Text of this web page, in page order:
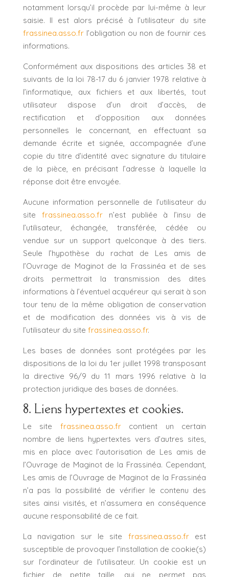
notamment lorsqu’il procède par lui-même à leur
saisie. Il est alors précisé à l’utilisateur du site
frassinea.asso.frl’obligation ou non de fournir ces
informations.
Conformément aux dispositions des articles 38 et
suivants de la loi 78-17 du 6 janvier 1978 relative à
l’informatique, aux fichiers et aux libertés, tout
utilisateur dispose d’un droit d’accès, de
rectification et d’opposition aux données
personnelles le concernant, en effectuant sa
demande écrite et signée, accompagnée d’une
copie du titre d’identité avec signature du titulaire
de la pièce, en précisant l’adresse à laquelle la
réponse doit être envoyée.
Aucune information personnelle de l’utilisateur du
site frassinea.asso.frn’est publiée à l’insu de
l’utilisateur, échangée, transférée, cédée ou
vendue sur un support quelconque à des tiers.
Seule l’hypothèse du rachat de Les amis de
l’Ouvrage de Maginot de la Frassinéa et de ses
droits permettrait la transmission des dites
informations à l’éventuel acquéreur qui serait à son
tour tenu de la même obligation de conservation
et de modification des données vis à vis de
l’utilisateur du site frassinea.asso.fr.
Les bases de données sont protégées par les
dispositions de la loi du 1er juillet 1998 transposant
la directive 96/9 du 11 mars 1996 relative à la
protection juridique des bases de données.
8. Liens hypertextes et cookies.
Le site frassinea.asso.frcontient un certain
nombre de liens hypertextes vers d’autres sites,
mis en place avec l’autorisation de Les amis de
l’Ouvrage de Maginot de la Frassinéa. Cependant,
Les amis de l’Ouvrage de Maginot de la Frassinéa
n’a pas la possibilité de vérifier le contenu des
sites ainsi visités, et n’assumera en conséquence
aucune responsabilité de ce fait.
La navigation sur le site frassinea.asso.frest
susceptible de provoquer l’installation de cookie(s)
sur l’ordinateur de l’utilisateur. Un cookie est un
fichier de petite taille, qui ne permet pas